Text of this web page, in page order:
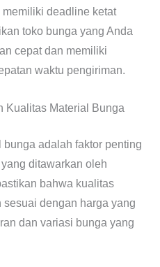
deadline ketat
toko bunga yang Anda
cepat dan memiliki
waktu pengiriman.
Kualitas Material Bunga
adalah faktor penting
ditawarkan oleh
bahwa kualitas
sesuai dengan harga yang
dan variasi bunga yang